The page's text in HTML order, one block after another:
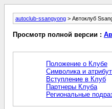
autoclub-ssangyong > Автоклуб
Просмотр полной версии :
Положение о Клубе
Символика и
Вступление в Клуб
Партнеры Клуба
Региональные